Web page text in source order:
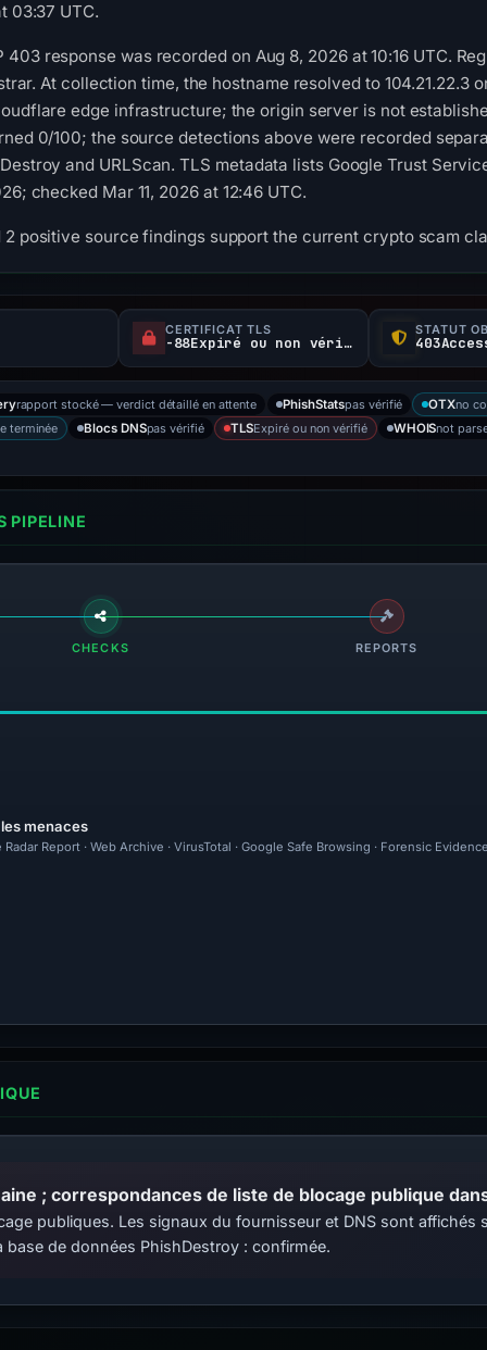
03:37 UTC.
response was recorded on Aug 8, 2026 at 10:16 UTC.
At collection time, the hostname resolved to 104.21.22.3
edge infrastructure; the origin server is not
0/100; the source detections above were recorded
and URLScan. TLS metadata lists Google Trust
checked Mar 11, 2026 at 12:46 UTC.
positive source findings support the current crypto scam
CERTIFICAT TLS
-88Expiré ou non vérifié d
STATUT
rapport stocké — verdict détaillé en attente PhishStatspas vérifié OTXno
terminée
Blocs DNSpas vérifié TLSExpiré ou non vérifié WHOISnot
PIPELINE
CHECKS REPORTS
menaces
Radar Report · Web Archive · VirusTotal · Google Safe Browsing · Forensic
; correspondances de liste de blocage publique
publiques. Les signaux du fournisseur et DNS sont
de données PhishDestroy : confirmée.